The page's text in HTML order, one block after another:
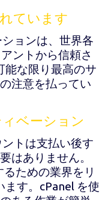
ています
ョンは、世界各
ントから信頼さ
能な限り最高のサ
注意を払ってい
ベーション
トは支払い後す
はありません。
ための業界をリ
ます。cPanel を使